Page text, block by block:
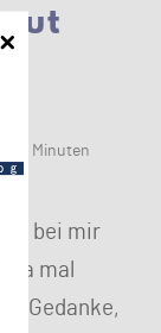
6 Minuten
bei mir
ja mal
Gedanke,